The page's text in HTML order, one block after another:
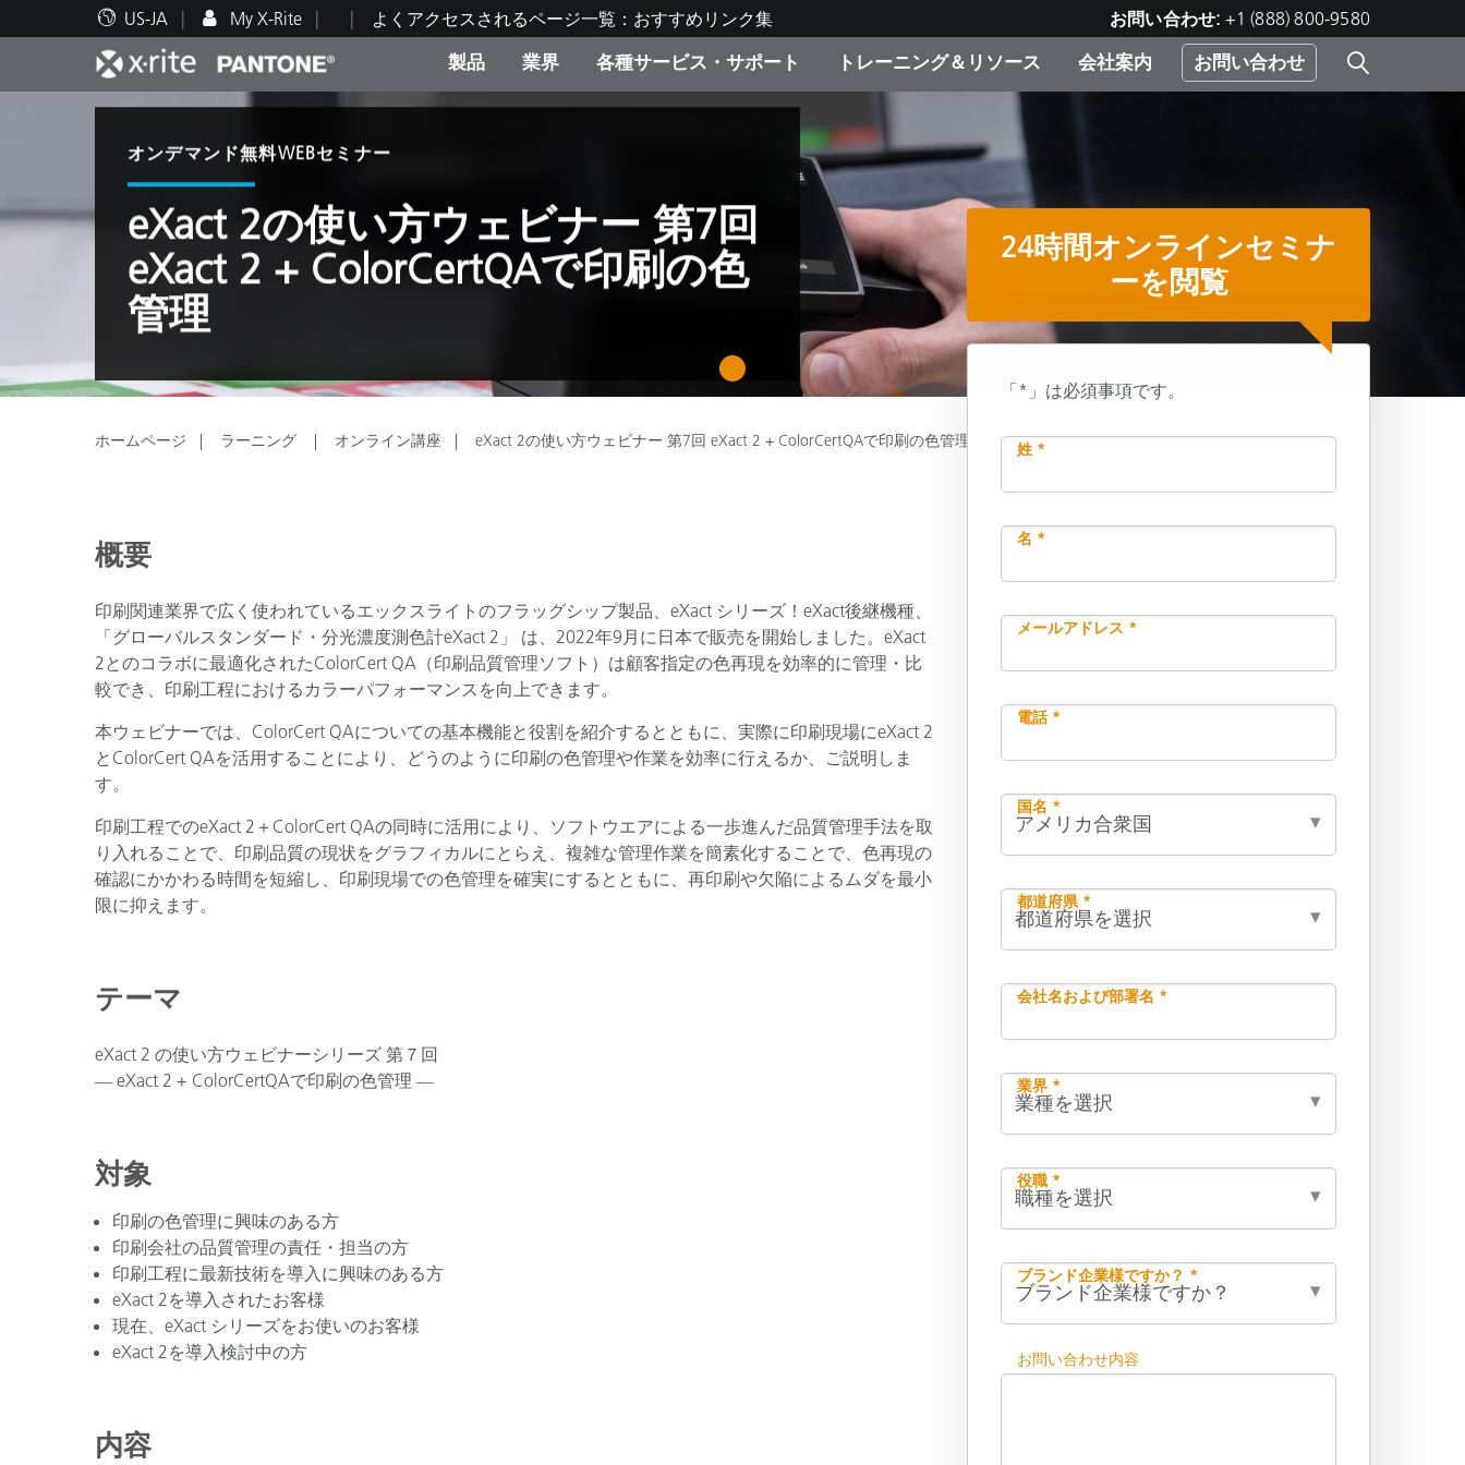
US-JA My X-Rite よくアクセスされるページ一覧：おすすめリンク集 お問い合わせ: +1 (888) 800-9580
製品
生産終了製品：アップグレー
ド製品を検索
キャンペーン
機材貸出サービス（無料）
業界
自動車
ディスプレイメーカー＆プリ
ンターメーカー対象 OEM ソ
リューション
消費者向け製品パッケージ
食品の測色
ライフサイエンス
耐久消費財
各種サービス・サポート
弊社へのお問い合わせ
トレーニング＆リソース
X-Riteラーニングセンター
製品リスト（旧製品も含む）
その他のリソース
会社案内 お問い合わせ
オンデマンド無料WEBセミナー
eXact 2の使い方ウェビナー 第7回
eXact 2 + ColorCertQAで印刷の色
管理
1
ホームページ ラーニング オンライン講座 eXact 2の使い方ウェビナー 第7回 eXact 2 + ColorCertQAで印刷の色管理 共有
概要
印刷関連業界で広く使われているエックスライトのフラッグシップ製品、eXact シリーズ！eXact後継機種、
「グローバルスタンダード・分光濃度測色計eXact 2」 は、2022年9月に日本で販売を開始しました。eXact
2とのコラボに最適化されたColorCert QA（印刷品質管理ソフト）は顧客指定の色再現を効率的に管理・比
較でき、印刷工程におけるカラーパフォーマンスを向上できます。
本ウェビナーでは、ColorCert QAについての基本機能と役割を紹介するとともに、実際に印刷現場にeXact 2
とColorCert QAを活用することにより、どうのように印刷の色管理や作業を効率に行えるか、ご説明しま
す。
印刷工程でのeXact 2＋ColorCert QAの同時に活用により、ソフトウエアによる一歩進んだ品質管理手法を取
り入れることで、印刷品質の現状をグラフィカルにとらえ、複雑な管理作業を簡素化することで、色再現の
確認にかかわる時間を短縮し、印刷現場での色管理を確実にするとともに、再印刷や欠陥によるムダを最小
限に抑えます。
テーマ
eXact 2 の使い方ウェビナーシリーズ 第７回
― eXact 2 + ColorCertQAで印刷の色管理 ―
対象
印刷の色管理に興味のある方
印刷会社の品質管理の責任・担当の方
印刷工程に最新技術を導入に興味のある方
eXact 2を導入されたお客様
現在、eXact シリーズをお使いのお客様
eXact 2を導入検討中の方
内容
24時間オンラインセミナ
ーを閲覧
「*」は必須事項です。
姓 *
名 *
メールアドレス *
電話 *
国名 *
都道府県 *
会社名および部署名 *
業界 *
役職 *
ブランド企業様ですか？ *
お問い合わせ内容